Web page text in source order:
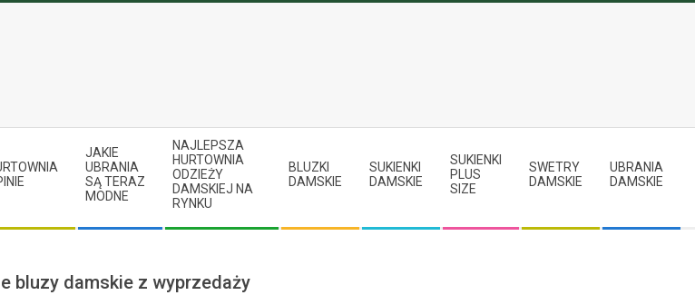
JAKIE
UBRANIA
SĄ TERAZ
MODNE
NAJLEPSZA
HURTOWNIA
ODZIEŻY
DAMSKIEJ NA
RYNKU
BLUZKI
DAMSKIE
SUKIENKI
DAMSKIE
SUKIENKI
PLUS
SIZE
SWETRY
DAMSKIE
UBRANIA
DAMSKIE
bluzy damskie z wyprzedaży